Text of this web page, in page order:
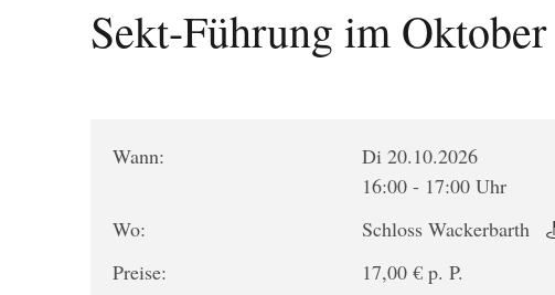
Sekt-Führung im Oktober
Wann:
Di 20.10.2026
16:00 - 17:00 Uhr
Wo:
Schloss Wackerbarth
Preise:
17,00 € p. P.